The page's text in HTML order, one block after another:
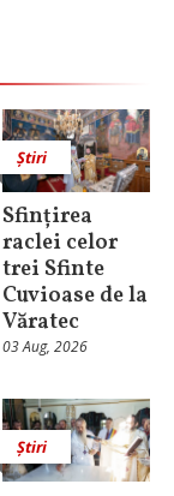
Știri
Sfințirea
raclei celor
trei Sfinte
Cuvioase de la
Văratec
03 Aug, 2026
Știri